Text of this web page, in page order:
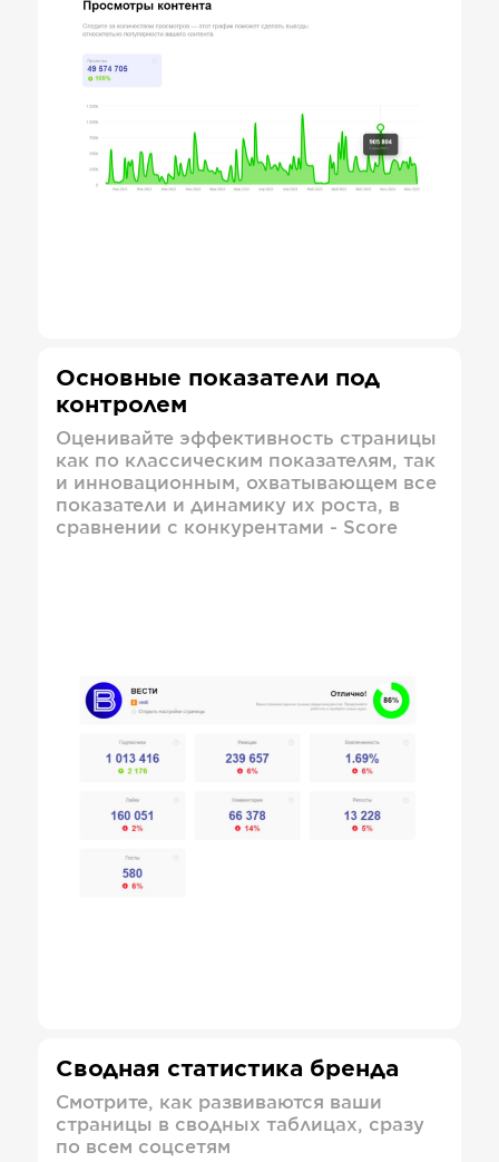
Основные показатели под
контролем
Оценивайте эффективность страницы
как по классическим показателям, так
и инновационным, охватывающем все
показатели и динамику их роста, в
сравнении с конкурентами - Score
Сводная статистика бренда
Смотрите, как развиваются ваши
страницы в сводных таблицах, сразу
по всем соцсетям